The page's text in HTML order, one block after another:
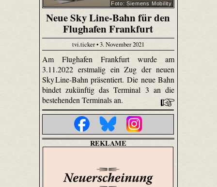
Foto: Siemens Mobility
Neue Sky Line-Bahn für den
Flughafen Frankfurt
tvi.ticker • 3. November 2021
Am Flughafen Frankfurt wurde am
3.11.2022 erstmalig ein Zug der neuen
Sky Line-Bahn präsentiert. Die neue Bahn
bindet zukünftig das Terminal 3 an die
bestehenden Terminals an.
REKLAME